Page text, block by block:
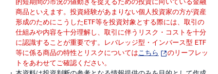
C
F
D(
く
り
っ
く
株
3
6
商品といえます。投資経験があまりない個人投資家の方が資産
形成のためにこうしたETF等を投資対象とする際には、取引の
仕組みや内容を十分理解し、取引に伴うリスク・コストを十分
に認識することが重要です。レバレッジ型・インバース型 ETF
等に係る商品の特性とリスクについてはこちら
のリーフレッ
トをあわせてご確認ください。